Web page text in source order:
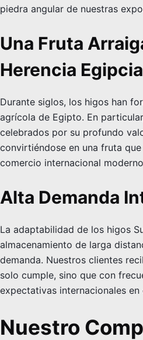
piedra angular de nuestras
Una Fruta
Herencia Egipcia
Durante siglos, los higos han
agrícola de Egipto. En
celebrados por su profundo
convirtiéndose en una fruta
comercio internacional
Alta Demanda
La adaptabilidad de los higos
almacenamiento de larga
demanda. Nuestros clientes
solo cumple, sino que con
expectativas internacionales
Nuestro